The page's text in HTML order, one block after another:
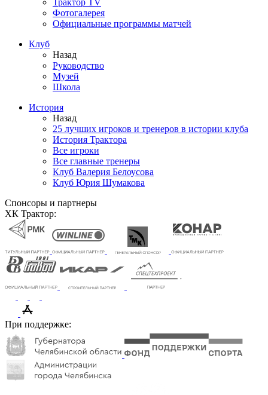
Трактор TV
Фотогалерея
Официальные программы матчей
Клуб
Назад
Руководство
Музей
Школа
История
Назад
25 лучших игроков и тренеров в истории клуба
История Трактора
Все игроки
Все главные тренеры
Клуб Валерия Белоусова
Клуб Юрия Шумакова
Спонсоры и партнеры
ХК Трактор:
При поддержке: